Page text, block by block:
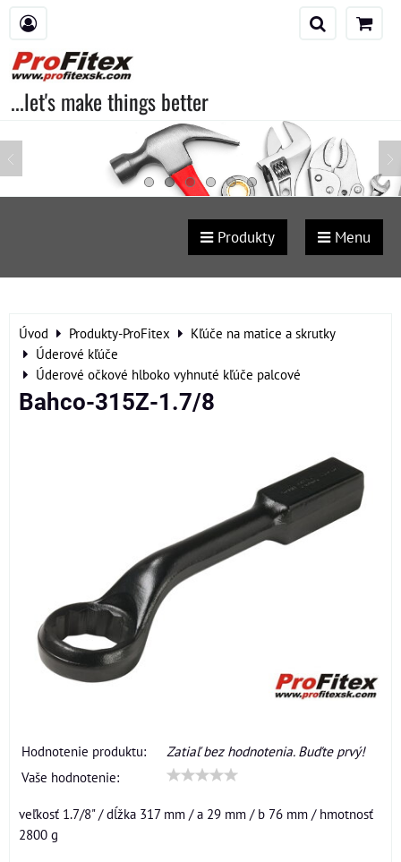
...let's make things better
Produkty Menu
Úvod Produkty-ProFitex
Kľúče na matice a skrutky
Úderové kľúče
Úderové očkové hlboko vyhnuté kľúče palcové
Bahco-315Z-1.7/8
Hodnotenie produktu:
Zatiaľ bez hodnotenia. Buďte prvý!
Vaše hodnotenie:
veľkosť 1.7/8" / dĺžka 317 mm / a 29 mm / b 76 mm / hmotnosť
2800 g